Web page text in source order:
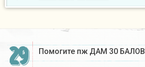
29 Помогите пж ДАМ 30 БАЛОВ​